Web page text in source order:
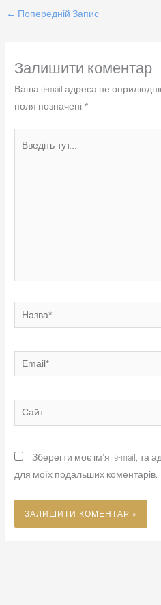
← Попередній Запис
Залишити коментар
Ваша e-mail адреса не
поля позначені *
Назва*
Email*
Сайт
Зберегти моє ім'я, e-mail, та
для моїх подальших коментарів.